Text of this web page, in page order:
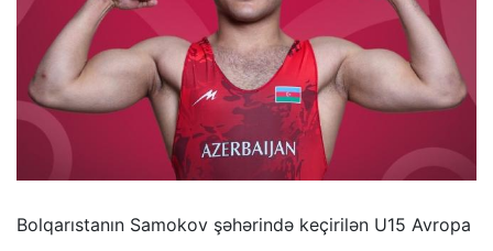
Bolqarıstanın Samokov şəhərində keçirilən U15 Avropa